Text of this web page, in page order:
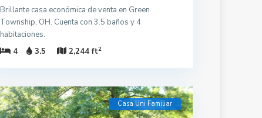
Brillante casa económica de venta en Green
Township, OH. Cuenta con 3.5 baños y 4
habitaciones.
4
3.5 2,244 ft2
Casa Uni Familiar